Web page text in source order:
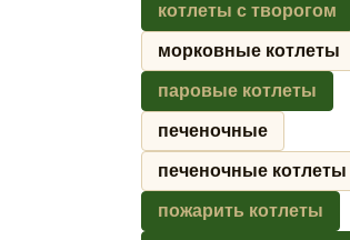
котлеты с творогом
морковные котлеты
паровые котлеты
печеночные
печеночные котлеты
пожарить котлеты